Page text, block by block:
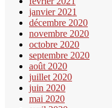
janvier 2021
décembre 2020
novembre 2020
octobre 2020
septembre 2020
août 2020
juillet 2020
juin 2020
mai 2020